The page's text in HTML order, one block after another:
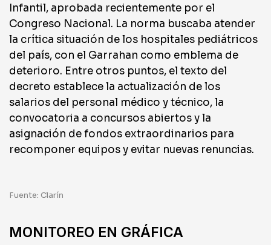
Infantil, aprobada recientemente por el
Congreso Nacional. La norma buscaba atender
la crítica situación de los hospitales pediátricos
del país, con el Garrahan como emblema de
deterioro. Entre otros puntos, el texto del
decreto establece la actualización de los
salarios del personal médico y técnico, la
convocatoria a concursos abiertos y la
asignación de fondos extraordinarios para
recomponer equipos y evitar nuevas renuncias.
Fuente: Clarín
MONITOREO EN GRÁFICA